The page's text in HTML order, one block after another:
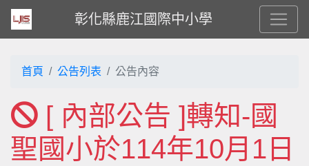
彰化縣鹿江國際中小學
首頁 公告列表 公告內容
[ 內部公告 ]轉知-國
聖國小於114年10月1日